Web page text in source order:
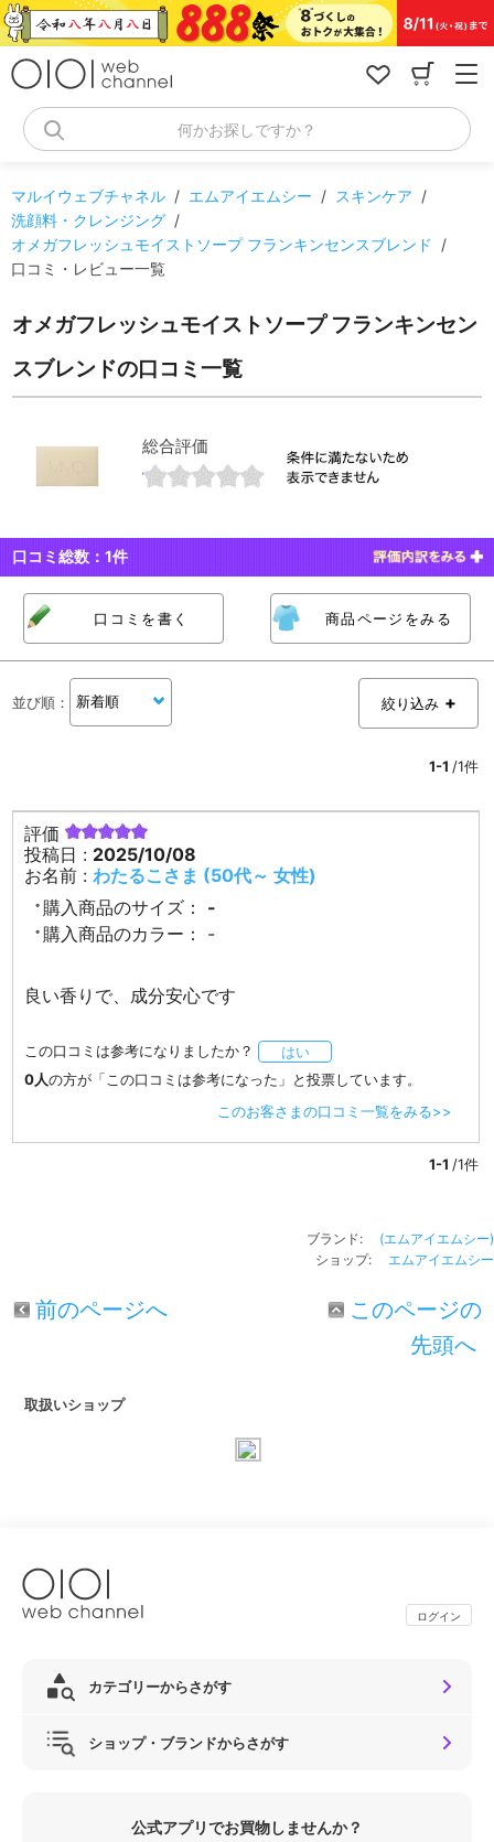
コ
ン
何かお探しですか？
マルイウェブチャネル / エムアイエムシー / スキンケア /
洗顔料・クレンジング /
オメガフレッシュモイストソープ フランキンセンスブレンド
/
口コミ・レビュー一覧
オメガフレッシュモイストソープ フランキンセン
スブレンドの口コミ一覧
総合評価
口コミ総数：1件
口コミを書く 商品ページをみる
並び順 ： 絞り込み
1-1 /1件
評価
投稿日 : 2025/10/08
お名前 :わたるこさま (50代～ 女性)
購入商品のサイズ：
-
購入商品のカラー：
-
良い香りで、成分安心です
この口コミは参考になりましたか？
はい
0人の方が「この口コミは参考になった」と投票しています。
このお客さまの口コミ一覧をみる>>
1-1 /1件
ブランド: (エムアイエムシー)
ショップ: エムアイエムシー
前のページへ
このページの
先頭へ
取扱いショップ
ログイン
カテゴリーからさがす
ショップ・ブランドからさがす
公式アプリでお買物しませんか？